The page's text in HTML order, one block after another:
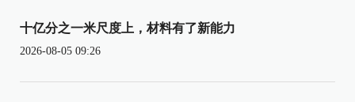
十亿分之一米尺度上，材料有了新能力
2026-08-05 09:26